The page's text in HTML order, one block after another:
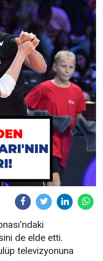
de elde etti.
televizyonuna